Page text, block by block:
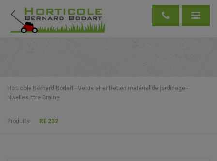
Horticole Bernard Bodart - Vente et entretien matériel de jardinage -
Nivelles Ittre Braine
Produits RE 232